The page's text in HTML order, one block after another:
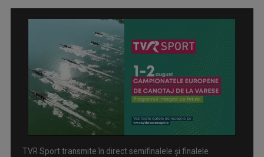
Inițiative pentru evitarea traumatismelor craniene în fotbal